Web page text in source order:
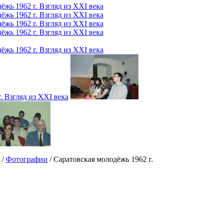
/Фотографии / Саратовская молодёжь 1962 г.